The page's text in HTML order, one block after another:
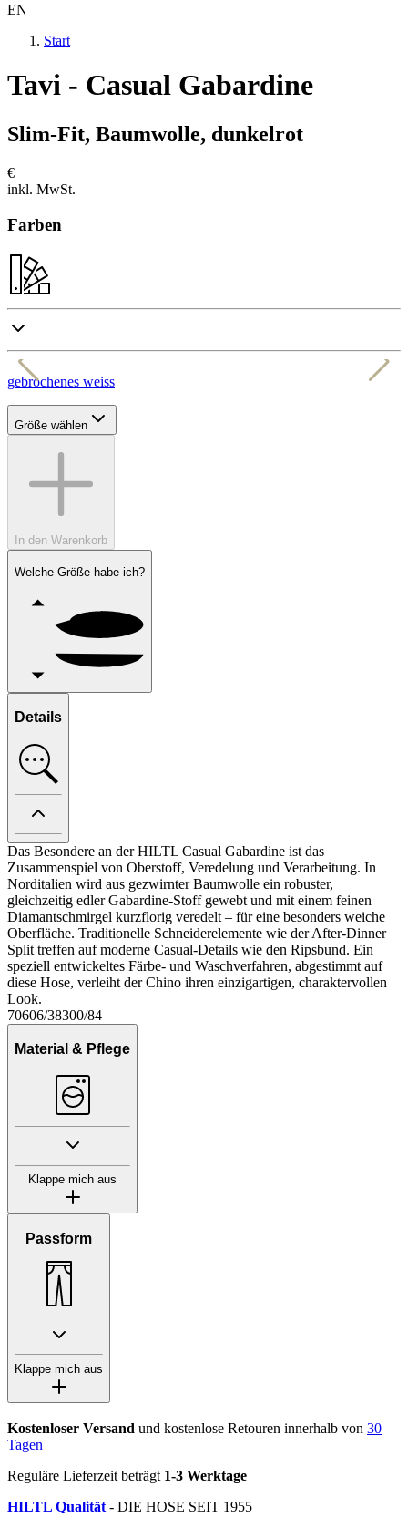
EN
Start
Tavi - Casual Gabardine
Slim-Fit, Baumwolle, dunkelrot
€
inkl. MwSt.
Farben
gebrochenes weiss
Größe wählen
In den Warenkorb
Welche Größe habe ich?
Details
Das Besondere an der HILTL Casual Gabardine ist das
Zusammenspiel von Oberstoff, Veredelung und Verarbeitung. In
Norditalien wird aus gezwirnter Baumwolle ein robuster,
gleichzeitig edler Gabardine-Stoff gewebt und mit einem feinen
Diamantschmirgel kurzflorig veredelt – für eine besonders weiche
Oberfläche. Traditionelle Schneiderelemente wie der After-Dinner
Split treffen auf moderne Casual-Details wie den Ripsbund. Ein
speziell entwickeltes Färbe- und Waschverfahren, abgestimmt auf
diese Hose, verleiht der Chino ihren einzigartigen, charaktervollen
Look.
70606/38300/84
Material & Pflege
Klappe mich aus
Passform
Klappe mich aus
Kostenloser Versand und kostenlose Retouren innerhalb von 30
Tagen
Reguläre Lieferzeit beträgt 1-3 Werktage
HILTL Qualität - DIE HOSE SEIT 1955